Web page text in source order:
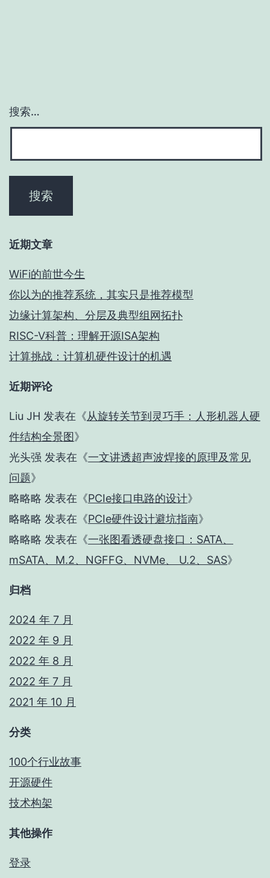
搜索…
近期文章
WiFi的前世今生
你以为的推荐系统，其实只是推荐模型
边缘计算架构、分层及典型组网拓扑
RISC-V科普：理解开源ISA架构
计算挑战：计算机硬件设计的机遇
近期评论
Liu JH 发表在《从旋转关节到灵巧手：人形机器人硬
件结构全景图》
光头强 发表在《一文讲透超声波焊接的原理及常见
问题》
略略略 发表在《PCIe接口电路的设计》
略略略 发表在《PCIe硬件设计避坑指南》
略略略 发表在《一张图看透硬盘接口：SATA、
mSATA、M.2、NGFFG、NVMe、 U.2、SAS》
归档
2024 年 7 月
2022 年 9 月
2022 年 8 月
2022 年 7 月
2021 年 10 月
分类
100个行业故事
开源硬件
技术构架
其他操作
登录